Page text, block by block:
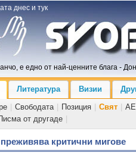
днес и тук
е едно от най-ценните блага -
Литература Визии
Свободата Позиция Свят
от другаде
критични мигове